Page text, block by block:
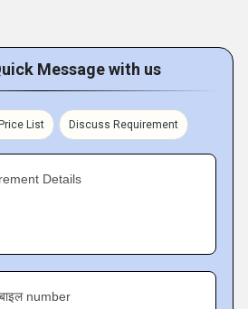
Message with us
List Discuss Requirement
Details
number